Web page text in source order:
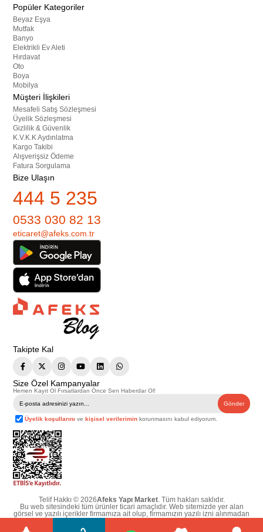
Popüler Kategoriler
Beyaz Eşya
Mutfak
Banyo
Elektrikli Ev Aleti
Hırdavat
Oto
Boya
Mobilya
Müşteri İlişkileri
Mesafeli Satış Sözleşmesi
Üyelik Sözleşmesi
Gizlilik & Güvenlik
K.V.K.K Aydınlatma
Kargo Takibi
Alışverişsiz Ödeme
Fatura Sorgulama
Bize Ulaşın
444 5 235
0533 030 82 13
eticaret@afeks.com.tr
Takipte Kal
Size Özel Kampanyalar
Hemen Kayıt Ol Fırsatlardan Önce Sen Haberdar Ol!
Gönder
Üyelik koşullarını vekişisel verilerimin korunmasını kabul ediyorum.
Telif Hakkı © 2026Afeks Yapı Market. Tüm hakları saklıdır.
Bu web sitesindeki tüm ürünler ticari amaçlıdır. Web sitemizde yer alan
görsel ve yazılı içerikler firmamıza ait olup, firmamızın yazılı izni alınmadan
hiçbir yazılı/görsel içerik, logo, kopyalanamaz, kaynak gösterilemez ve
başka yerlerde kullanılamaz. İçeriklerin izin alınmadan kopyalanması ve